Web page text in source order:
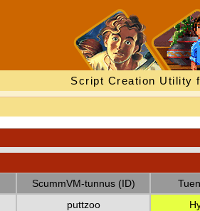
Script Creation Utility
ScummVM-tunnus (ID)
puttzoo